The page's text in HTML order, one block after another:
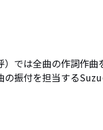
では全曲の作詞作
振付を担当する